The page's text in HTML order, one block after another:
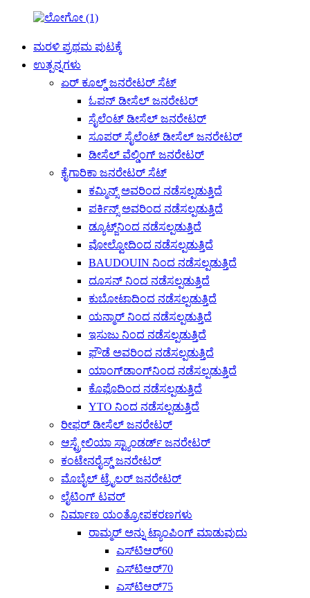
ಮರಳಿ ಪ್ರಥಮ ಪುಟಕ್ಕೆ
ಉತ್ಪನ್ನಗಳು
ಏರ್ ಕೂಲ್ಡ್ ಜನರೇಟರ್ ಸೆಟ್
ಓಪನ್ ಡೀಸೆಲ್ ಜನರೇಟರ್
ಸೈಲೆಂಟ್ ಡೀಸೆಲ್ ಜನರೇಟರ್
ಸೂಪರ್ ಸೈಲೆಂಟ್ ಡೀಸೆಲ್ ಜನರೇಟರ್
ಡೀಸೆಲ್ ವೆಲ್ಡಿಂಗ್ ಜನರೇಟರ್
ಕೈಗಾರಿಕಾ ಜನರೇಟರ್ ಸೆಟ್
ಕಮ್ಮಿನ್ಸ್ ಅವರಿಂದ ನಡೆಸಲ್ಪಡುತ್ತಿದೆ
ಪರ್ಕಿನ್ಸ್ ಅವರಿಂದ ನಡೆಸಲ್ಪಡುತ್ತಿದೆ
ಡ್ಯೂಟ್ಜ್‌ನಿಂದ ನಡೆಸಲ್ಪಡುತ್ತಿದೆ
ವೋಲ್ವೋದಿಂದ ನಡೆಸಲ್ಪಡುತ್ತಿದೆ
BAUDOUIN ನಿಂದ ನಡೆಸಲ್ಪಡುತ್ತಿದೆ
ದೂಸನ್ ನಿಂದ ನಡೆಸಲ್ಪಡುತ್ತಿದೆ
ಕುಬೋಟಾದಿಂದ ನಡೆಸಲ್ಪಡುತ್ತಿದೆ
ಯನ್ಮಾರ್ ನಿಂದ ನಡೆಸಲ್ಪಡುತ್ತಿದೆ
ಇಸುಜು ನಿಂದ ನಡೆಸಲ್ಪಡುತ್ತಿದೆ
ಫೌಡೆ ಅವರಿಂದ ನಡೆಸಲ್ಪಡುತ್ತಿದೆ
ಯಾಂಗ್‌ಡಾಂಗ್‌ನಿಂದ ನಡೆಸಲ್ಪಡುತ್ತಿದೆ
ಕೊಫೊದಿಂದ ನಡೆಸಲ್ಪಡುತ್ತಿದೆ
YTO ನಿಂದ ನಡೆಸಲ್ಪಡುತ್ತಿದೆ
ರೀಫರ್ ಡೀಸೆಲ್ ಜನರೇಟರ್
ಆಸ್ಟ್ರೇಲಿಯಾ ಸ್ಟ್ಯಾಂಡರ್ಡ್ ಜನರೇಟರ್
ಕಂಟೇನರೈಸ್ಡ್ ಜನರೇಟರ್
ಮೊಬೈಲ್ ಟ್ರೈಲರ್ ಜನರೇಟರ್
ಲೈಟಿಂಗ್ ಟವರ್
ನಿರ್ಮಾಣ ಯಂತ್ರೋಪಕರಣಗಳು
ರಾಮ್ಮರ್ ಅನ್ನು ಟ್ಯಾಂಪಿಂಗ್ ಮಾಡುವುದು
ಎಸ್‌ಟಿಆರ್60
ಎಸ್‌ಟಿಆರ್70
ಎಸ್‌ಟಿಆರ್75